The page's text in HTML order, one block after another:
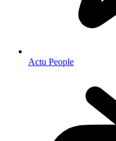
Actu People